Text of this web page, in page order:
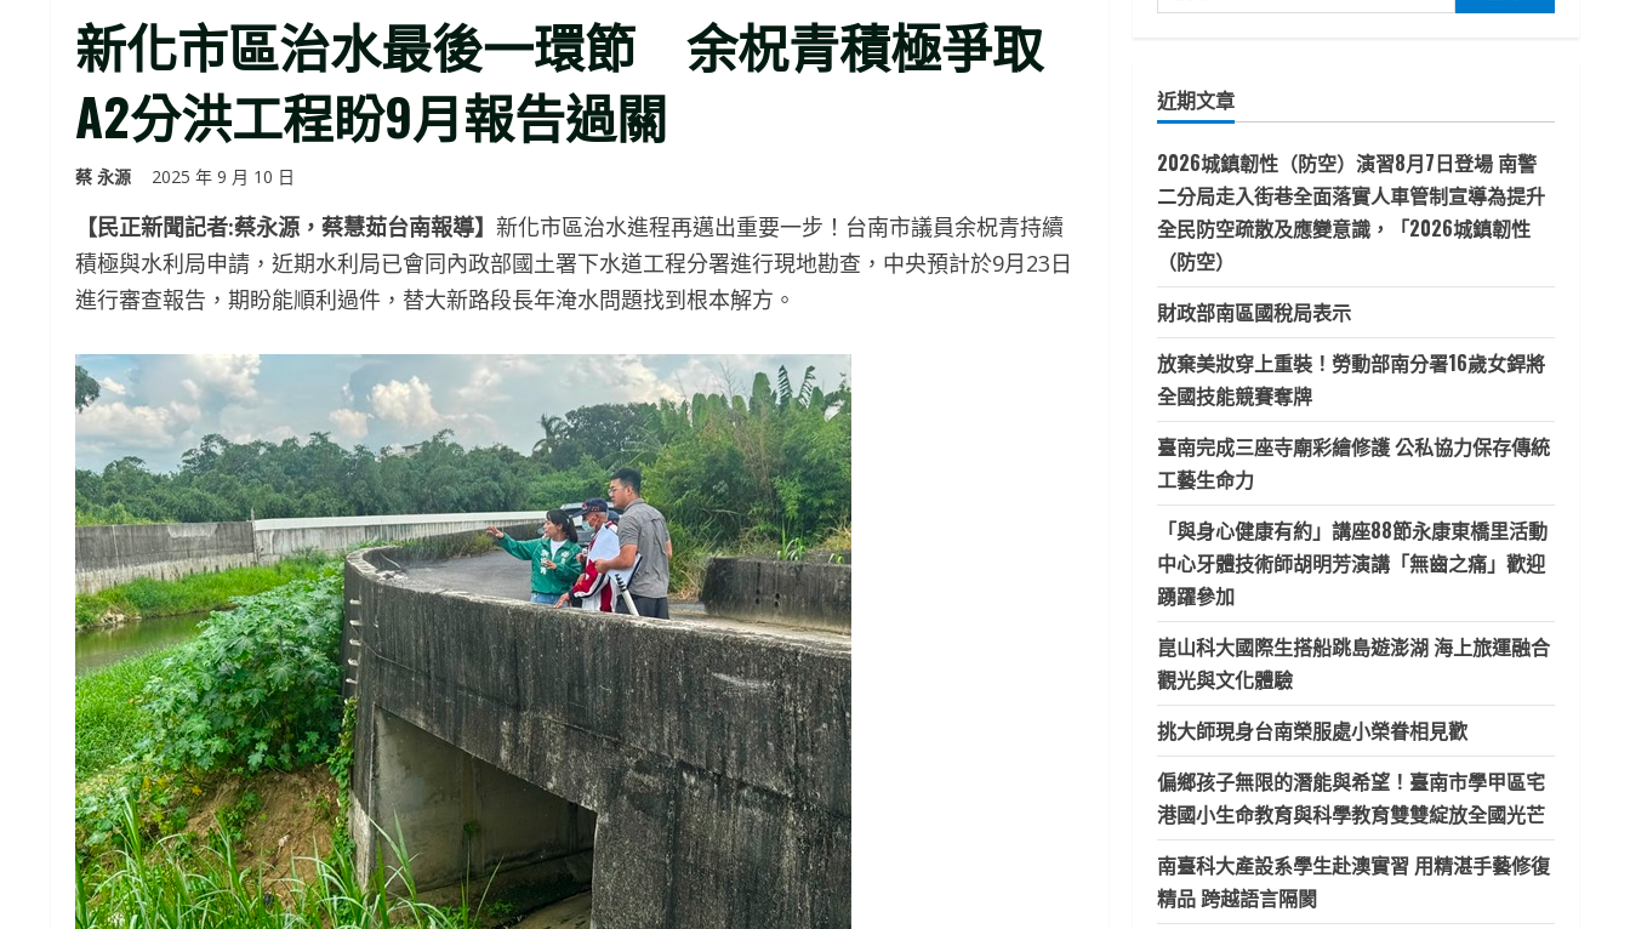
新化市區治水最後一環節 余柷青積極爭取
A2分洪工程盼9月報告過關
蔡 永源 2025 年 9 月 10 日
【民正新聞記者:蔡永源，蔡慧茹台南報導】 新化市區治水進程再邁出重要一步！台南市議員余柷青持續
積極與水利局申請，近期水利局已會同內政部國土署下水道工程分署進行現地勘查，中央預計於9月23日
進行審查報告，期盼能順利過件，替大新路段長年淹水問題找到根本解方。
尋
字:
近期文章
2026城鎮韌性（防空）演習8月7日登場 南警
二分局走入街巷全面落實人車管制宣導為提升
全民防空疏散及應變意識，「2026城鎮韌性
（防空）
財政部南區國稅局表示
放棄美妝穿上重裝！勞動部南分署16歲女銲將
全國技能競賽奪牌
臺南完成三座寺廟彩繪修護 公私協力保存傳統
工藝生命力
「與身心健康有約」講座88節永康東橋里活動
中心牙體技術師胡明芳演講「無齒之痛」歡迎
踴躍參加
崑山科大國際生搭船跳島遊澎湖 海上旅運融合
觀光與文化體驗
挑大師現身台南榮服處小榮眷相見歡
偏鄉孩子無限的潛能與希望！臺南市學甲區宅
港國小生命教育與科學教育雙雙綻放全國光芒
南臺科大產設系學生赴澳實習 用精湛手藝修復
精品 跨越語言隔閡